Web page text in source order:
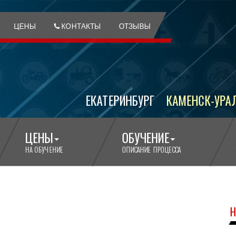
ЦЕНЫ КОНТАКТЫ ОТЗЫВЫ
ЦЕНЫ
НА ОБУЧЕНИЕ
ОБУЧЕНИЕ
ОПИСАНИЕ ПРОЦЕССА
ЕКАТЕРИНБУРГ КАМЕНСК-